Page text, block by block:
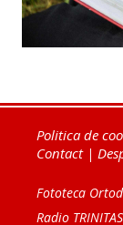
Politica de
Contact|
Fototeca
Radio TRINITAS